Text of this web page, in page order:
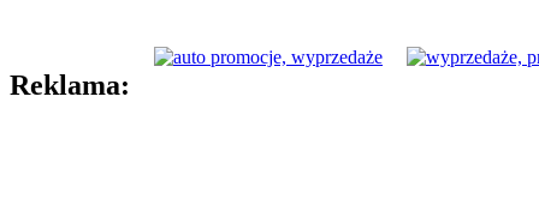
Reklama: